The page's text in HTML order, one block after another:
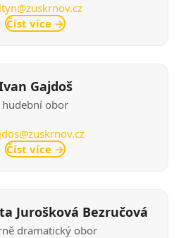
Číst více →
Gajdoš
hudební obor
Číst více →
Jurošková Bezručová
dramatický obor